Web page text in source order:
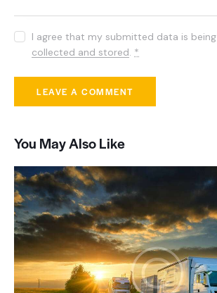
I agree that my submitted data is being
collected and stored *
You May Also Like